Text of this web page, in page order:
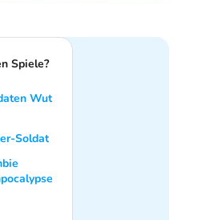
Spiele?
Wut
Soldat